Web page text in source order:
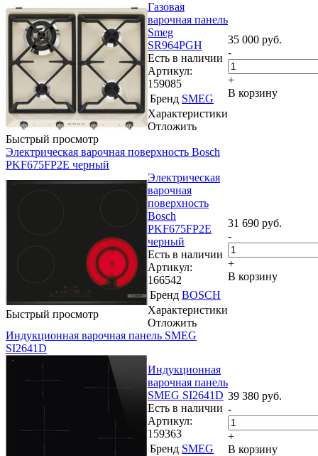
Быстрый просмотр
Газовая
варочная панель
Smeg
SR964PGH
Есть в наличии
Артикул:
159085
Бренд SMEG
Характеристики
Отложить
35 000 руб.
-
+
В корзину
Электрическая варочная поверхность Bosch
PKF675FP2E черный
Быстрый просмотр
Электрическая
варочная
поверхность
Bosch
PKF675FP2E
черный
Есть в наличии
Артикул:
166542
Бренд BOSCH
Характеристики
Отложить
31 690 руб.
-
+
В корзину
Индукционная варочная панель SMEG
SI2641D
Индукционная
варочная панель
SMEG SI2641D
Есть в наличии
Артикул:
159363
Бренд SMEG
39 380 руб.
-
+
В корзину